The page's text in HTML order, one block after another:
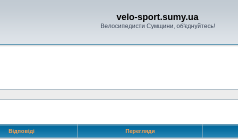
velo-sport.sumy.ua
Велосипедисти Сумщини, об'єднуйтесь!
Відповіді Перегляди